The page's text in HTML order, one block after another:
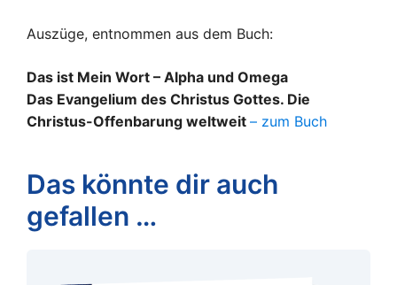
Auszüge, entnommen aus dem Buch:
Das ist Mein Wort – Alpha und Omega
Das Evangelium des Christus Gottes. Die
Christus-Offenbarung weltweit – zum Buch
Das könnte dir auch
gefallen …